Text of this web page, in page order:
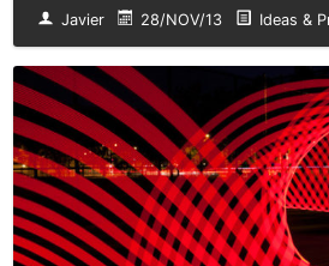
Javier 28/NOV/13 Ideas &